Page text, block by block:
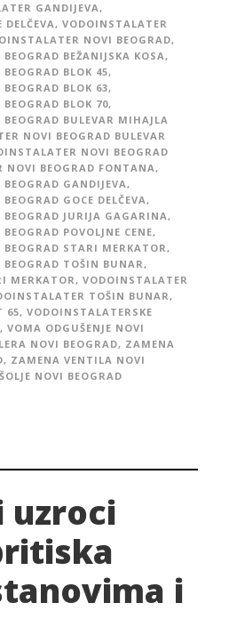
GANDIJEVA,
, VODOINSTALATER
NOVI BEOGRAD,
BEŽANIJSKA KOSA,
BLOK 45,
BLOK 63,
BLOK 70,
BULEVAR MIHAJLA
NOVI BEOGRAD BULEVAR
NOVI BEOGRAD
NOVI BEOGRAD FONTANA,
GANDIJEVA,
GOCE DELČEVA,
JURIJA GAGARINA,
POVOLJNE CENE,
STARI MERKATOR,
TOŠIN BUNAR,
MERKATOR, VODOINSTALATER
TOŠIN BUNAR,
65, VODOINSTALATERSKE
, VOMA ODGUŠENJE NOVI
NOVI BEOGRAD, ZAMENA
, ZAMENA VENTILA NOVI
NOVI BEOGRAD
uzroci
i